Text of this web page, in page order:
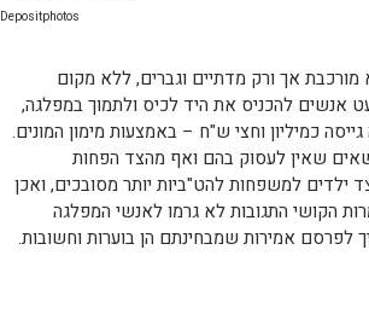
Depositphotos
אך ורק מדתיים וגברים, ללא מקום
אנשים להכניס את היד לכיס ולתמוך במפלגה,
כמיליון וחצי ש"ח – באמצעות מימון המונים.
שאין לעסוק בהם ואף מהצד הפחות
למשפחות להט"ביות יותר מסובכים, ואכן
הקושי התגובות לא גרמו לאנשי המפלגה
לפרסם אמירות שמבחינתם הן בוערות וחשובות.